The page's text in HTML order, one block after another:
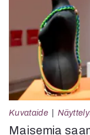
Kuvataide
Maisemia